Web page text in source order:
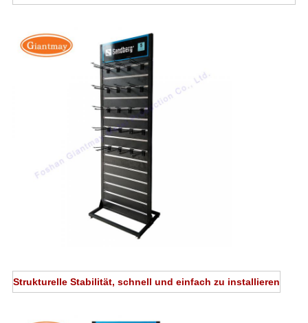
Strukturelle Stabilität, schnell und einfach zu installieren